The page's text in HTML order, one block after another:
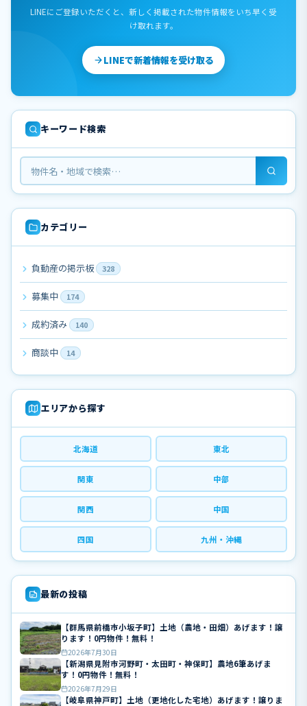
LINEにご登録いただくと、新しく掲載された物件情報をいち早く受
け取れます。
LINEで新着情報を受け取る
キーワード検索
カテゴリー
負動産の掲示板 328
募集中 174
成約済み 140
商談中 14
エリアから探す
北海道 東北
関東 中部
関西 中国
四国 九州・沖縄
最新の投稿
【群馬県前橋市小坂子町】土地（農地・田畑）あげます！譲
ります！0円物件！無料！
2026年7月30日
【新潟県見附市河野町・太田町・神保町】農地6筆あげま
す！0円物件！無料！
2026年7月29日
【岐阜県神戸町】土地（更地化した宅地）あげます！譲りま